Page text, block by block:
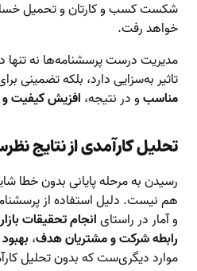
شکست کسب و کارتان و تحمیل
خواهد رفت.
مدیریت درست پرسشنامه‌ها نه تنها
تاثیر به‌سزایی دارد، بلکه تضمینی
مناسبو در نتیجه، افزیش کیفیت و
تحلیل کارآمدی از نتایج
رسیدن به مرحله پایانی بدون خطا
هم نیست. دلیل استفاده از
و آمار در راستایانجام تحقیقات بازار
رابطه شرکت و مشتریان هدف،
موارد دیگری‌ست که بدون تحلیل